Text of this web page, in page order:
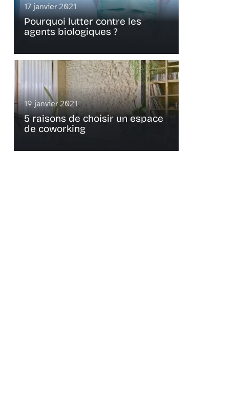
17 janvier 2021
Pourquoi lutter contre les
agents biologiques ?
19 janvier 2021
5 raisons de choisir un espace
de coworking